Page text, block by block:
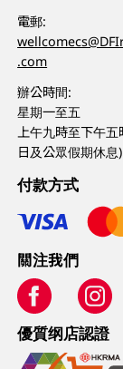
電郵:
.com
辦公時間:
星期一至五
上午九時至下午五
日及公眾假期休息)
付款方式
關注我們
優質纲店認證